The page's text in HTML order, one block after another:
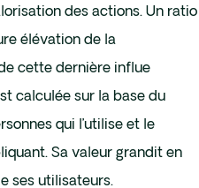
des actions. Un ratio
élévation de la
cette dernière influe
calculée sur la base du
qui l’utilise et le
Sa valeur grandit en
ses utilisateurs.